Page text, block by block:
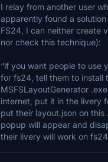
I relay from another user
apparently found a
FS24, I can neither create
nor check this technique):
“if you want people to use
for fs24, tell them to install
MSFSLayoutGenerator
internet, put it in the livery
put their layout.json on this
popup will appear and
their livery will work on